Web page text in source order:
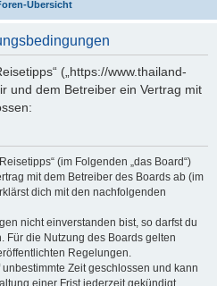
Übersicht
(„https://www.thailand-
und dem Betreiber ein Vertrag mit
(im Folgenden „das Board“)
mit dem Betreiber des Boards ab (im
dich mit den nachfolgenden
nicht einverstanden bist, so darfst du
Für die Nutzung des Boards gelten
Regelungen.
Zeit geschlossen und kann